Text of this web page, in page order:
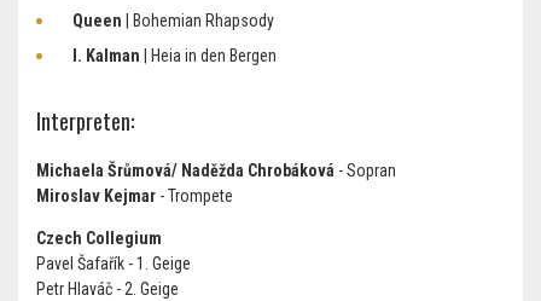
Queen | Bohemian Rhapsody
I. Kalman | Heia in den Bergen
Interpreten:
Michaela Šrůmová/ Naděžda Chrobáková - Sopran
Miroslav Kejmar - Trompete
Czech Collegium
Pavel Šafařík - 1. Geige
Petr Hlaváč - 2. Geige